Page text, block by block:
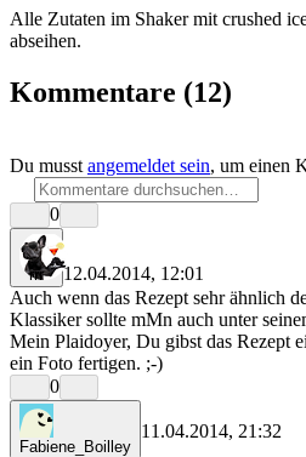
Alle Zutaten im Shaker mit crushed
abseihen.
Kommentare (12)
Du musst angemeldet sein, um einen
0
rrr
12.04.2014, 12:01
Auch wenn das Rezept sehr ähnlich
Klassiker sollte mMn auch unter
Mein Plaidoyer, Du gibst das Rezept
ein Foto fertigen. ;-)
0
Fabiene_Boilley
11.04.2014, 21:32